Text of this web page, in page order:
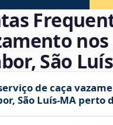
São
de caça
São Luís‑MA perto